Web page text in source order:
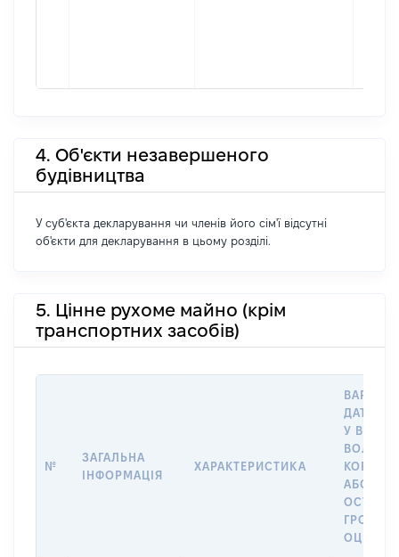
4. Об'єкти незавершеного
будівництва
У суб'єкта декларування чи членів його сім'ї відсутні
об'єкти для декларування в цьому розділі.
5. Цінне рухоме майно (крім
транспортних засобів)
№
ЗАГАЛЬНА
ІНФОРМАЦІЯ
ХАРАКТЕРИСТИКА
ДАТУ
У
АБО ЗА